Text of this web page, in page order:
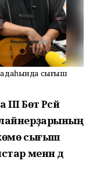
сығыш
III Бөтә Рәсәй
сығыш
менән дә